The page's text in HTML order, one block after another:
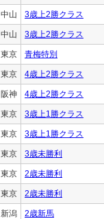
中山 3歳上2勝クラス
中山 3歳上2勝クラス
東京 青梅特別
東京 4歳上2勝クラス
阪神 4歳上2勝クラス
東京 3歳上1勝クラス
東京 3歳上1勝クラス
東京 3歳未勝利
東京 2歳未勝利
東京 2歳未勝利
新潟 2歳新馬